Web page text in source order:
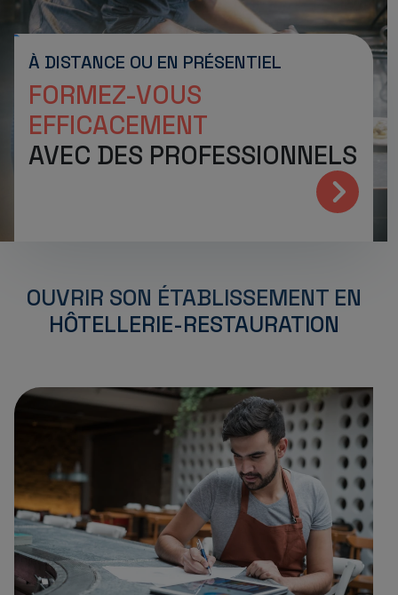
À DISTANCE OU EN PRÉSENTIEL
FORMEZ-VOUS
EFFICACEMENT
AVEC DES PROFESSIONNELS
OUVRIR SON ÉTABLISSEMENT EN
HÔTELLERIE-RESTAURATION